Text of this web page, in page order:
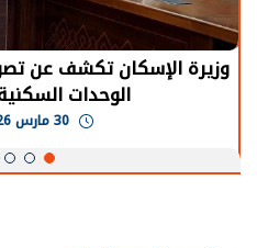
وزيرة الإسكان تكشف عن
الوحدات